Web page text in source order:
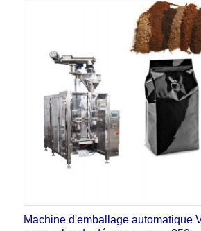
Machine d'emballage automatique